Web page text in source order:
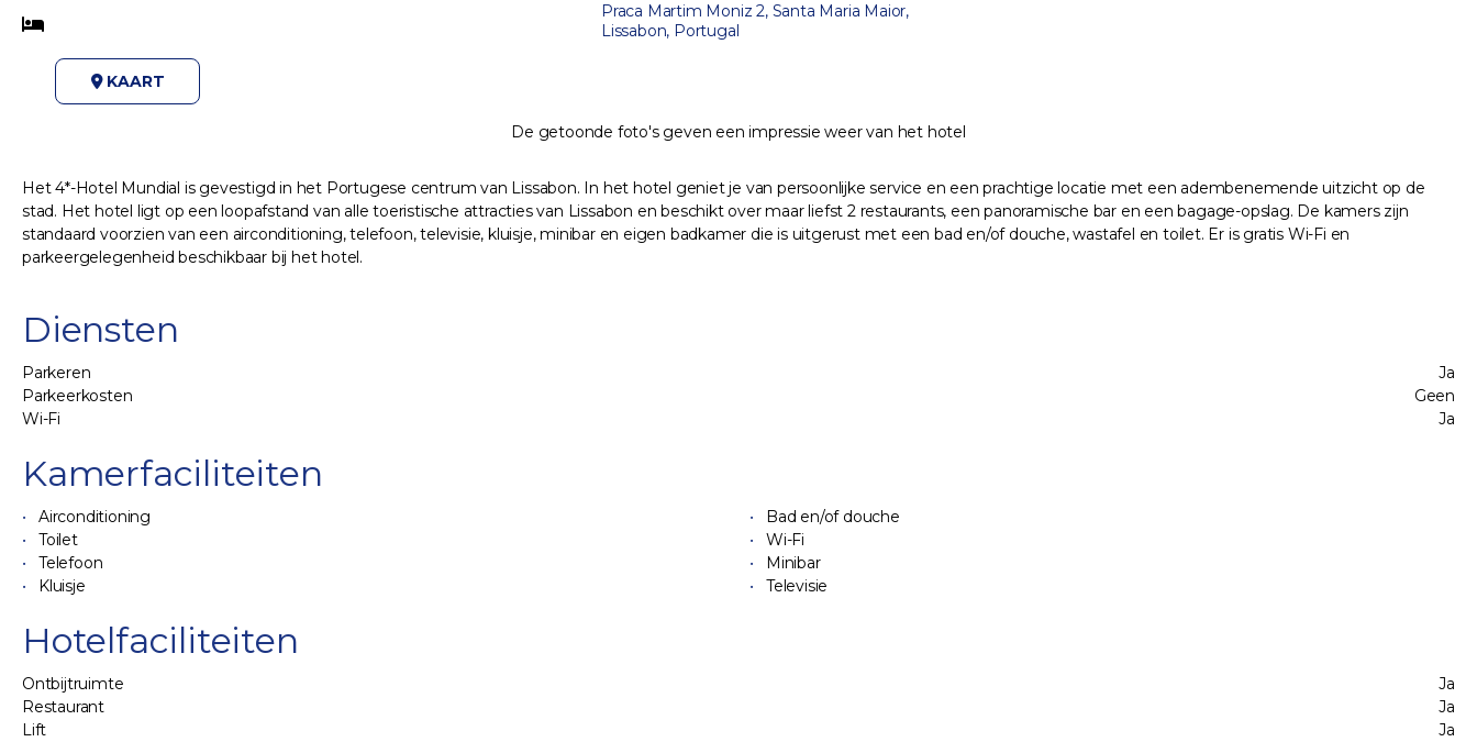
Praca Martim Moniz 2, Santa Maria Maior,
Lissabon, Portugal
KAART
De getoonde foto's geven een impressie weer van het hotel
Het 4*-Hotel Mundial is gevestigd in het Portugese centrum van Lissabon. In het hotel geniet je van persoonlijke service en een prachtige locatie met een adembenemende uitzicht op de
stad. Het hotel ligt op een loopafstand van alle toeristische attracties van Lissabon en beschikt over maar liefst 2 restaurants, een panoramische bar en een bagage-opslag. De kamers zijn
standaard voorzien van een airconditioning, telefoon, televisie, kluisje, minibar en eigen badkamer die is uitgerust met een bad en/of douche, wastafel en toilet. Er is gratis Wi-Fi en
parkeergelegenheid beschikbaar bij het hotel.
Diensten
Parkeren
Ja
Parkeerkosten
Geen
Wi-Fi
Ja
Kamerfaciliteiten
Airconditioning
Bad en/of douche
Toilet
Wi-Fi
Telefoon
Minibar
Kluisje
Televisie
Hotelfaciliteiten
Ontbijtruimte
Ja
Restaurant
Ja
Lift
Ja